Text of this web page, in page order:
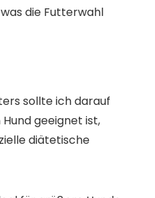
die Futterwahl
sollte ich darauf
geeignet ist,
diätetische